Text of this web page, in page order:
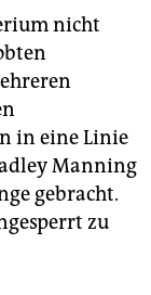
nicht
in eine Linie
Manning
gebracht.
zu